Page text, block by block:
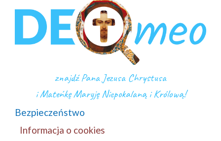
znajdź Pana Jezusa Chrystusa
i Mateńkę Maryję Niepokalaną i Królową!
Bezpieczeństwo
Informacja o cookies